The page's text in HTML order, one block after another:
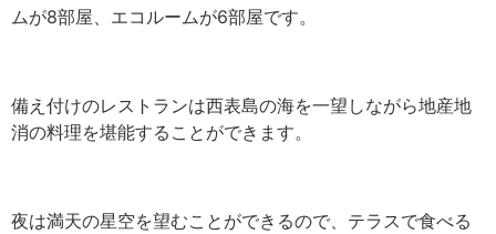
ムが8部屋、エコルームが6部屋です。
備え付けのレストランは西表島の海を一望しながら地産地
消の料理を堪能することができます。
夜は満天の星空を望むことができるので、テラスで食べる